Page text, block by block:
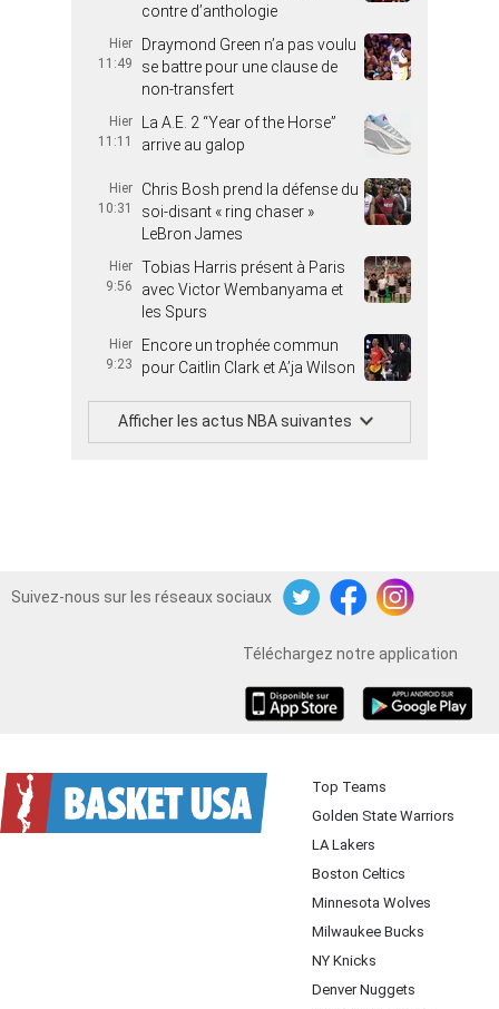
contre d’anthologie
Hier
11:49
Draymond Green n’a pas voulu
se battre pour une clause de
non-transfert
Hier
11:11
La A.E. 2 “Year of the Horse”
arrive au galop
Hier
10:31
Chris Bosh prend la défense du
soi-disant « ring chaser »
LeBron James
Hier
9:56
Tobias Harris présent à Paris
avec Victor Wembanyama et
les Spurs
Hier
9:23
Encore un trophée commun
pour Caitlin Clark et A’ja Wilson
Afficher les actus NBA suivantes
Suivez-nous sur les réseaux sociaux
TwitterFacebookInstagram
Téléchargez notre application
Top Teams
Golden State Warriors
LA Lakers
Boston Celtics
Minnesota Wolves
Milwaukee Bucks
NY Knicks
Denver Nuggets